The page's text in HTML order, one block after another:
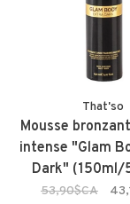
That'so
Mousse
intense "Glam
Dark" (150ml/
53,90$CA